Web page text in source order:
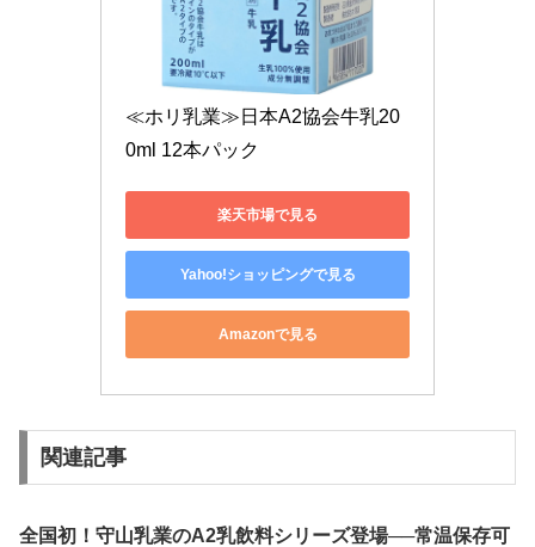
≪ホリ乳業≫日本A2協会牛乳20
0ml 12本パック
楽天市場で見る
Yahoo!ショッピングで見る
Amazonで見る
関連記事
全国初！守山乳業のA2乳飲料シリーズ登場──常温保存可